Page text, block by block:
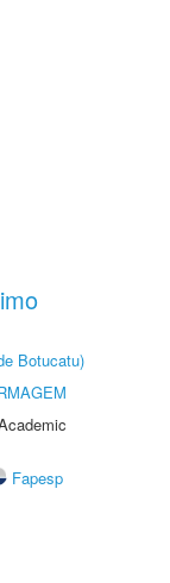
Botucatu)
Fapesp